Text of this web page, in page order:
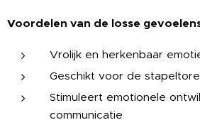
Voordelen van de losse
Vrolijk en herkenbaar
Geschikt voor de
Stimuleert emotionele
communicatie